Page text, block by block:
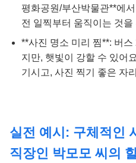
평화공원/부산박물관**에
전 일찍부터 움직이는 것을
**사진 명소 미리 찜**: 버
지만, 햇빛이 강할 수 있어
기시고, 사진 찍기 좋은 자
실전 예시: 구체적인
직장인 박모모 씨의